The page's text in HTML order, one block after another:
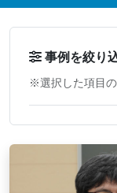
事例を絞り
※選択した項目の